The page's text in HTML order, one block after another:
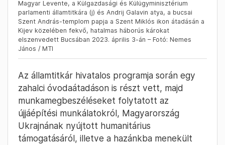
Magyar Levente, a Külgazdasági és Külügyminisztérium
parlamenti államtitkára (j) és Andrij Galavin atya, a bucsai
Szent András-templom papja a Szent Miklós ikon átadásán a
Kijev közelében fekvő, hatalmas háborús károkat
elszenvedett Bucsában 2023. április 3-án – Fotó: Nemes
János / MTI
Az államtitkár hivatalos programja során egy
zahalci óvodaátadáson is részt vett, majd
munkamegbeszéléseket folytatott az
újjáépítési munkálatokról, Magyarország
Ukrajnának nyújtott humanitárius
támogatásáról, illetve a hazánkba menekült